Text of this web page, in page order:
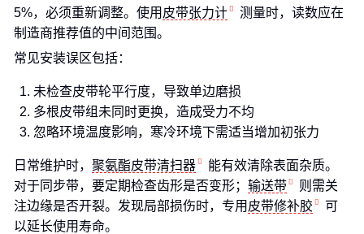
5%，必须重新调整。使用 皮带张力计
测量时，读数应在
制造商推荐值的中间范围。
常见安装误区包括：
未检查皮带轮平行度，导致单边磨损
多根皮带组未同时更换，造成受力不均
忽略环境温度影响，寒冷环境下需适当增加初张力
日常维护时， 聚氨酯皮带清扫器
能有效清除表面杂质。
对于同步带，要定期检查齿形是否变形； 输送带
则需关
注边缘是否开裂。发现局部损伤时，专用 皮带修补胶
可
以延长使用寿命。